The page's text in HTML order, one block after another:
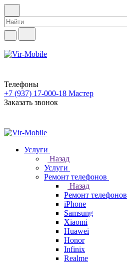
Телефоны
+7 (937) 17-000-18 Мастер
Заказать звонок
Услуги
Назад
Услуги
Ремонт телефонов
Назад
Ремонт телефонов
iPhone
Samsung
Xiaomi
Huawei
Honor
Infinix
Realme